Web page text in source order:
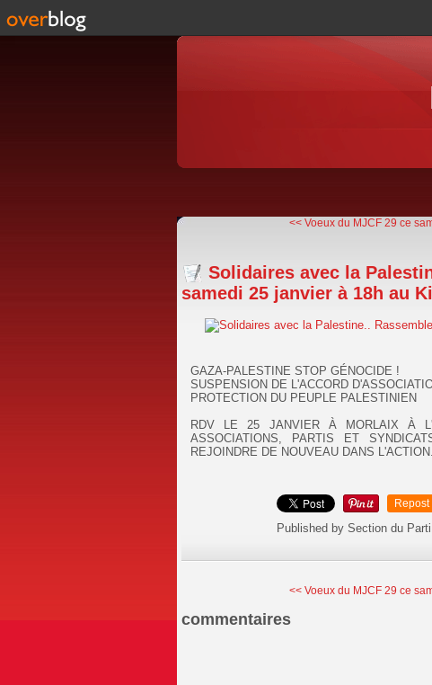
<< Voeux du MJCF 29 ce
Solidaires avec la
samedi 25 janvier à 18h au
GAZA-PALESTINE STOP GÉNOCIDE !
SUSPENSION DE L'ACCORD
PROTECTION DU PEUPLE PALESTINIEN
RDV LE 25 JANVIER À MORLAIX À
ASSOCIATIONS, PARTIS ET
REJOINDRE DE NOUVEAU DANS
Repost
Published by Section du
<< Voeux du MJCF 29 ce
commentaires